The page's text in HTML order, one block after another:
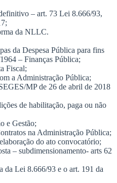
– art. 73 Lei 8.666/93,
da NLLC.
da Despesa Pública para fins
– Finanças Pública;
Fiscal;
a Administração Pública;
MP de 26 de abril de 2018
de habilitação, paga ou não
e Gestão;
na Administração Pública;
do ato convocatório;
– subdimensionamento- arts 62
da Lei 8.666/93 e o art. 191 da